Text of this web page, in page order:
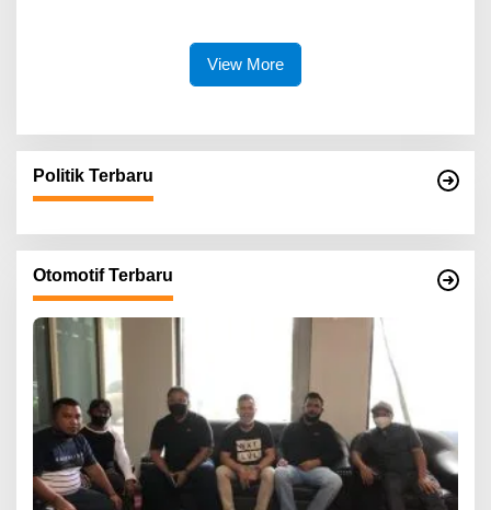
View More
Politik Terbaru
Otomotif Terbaru